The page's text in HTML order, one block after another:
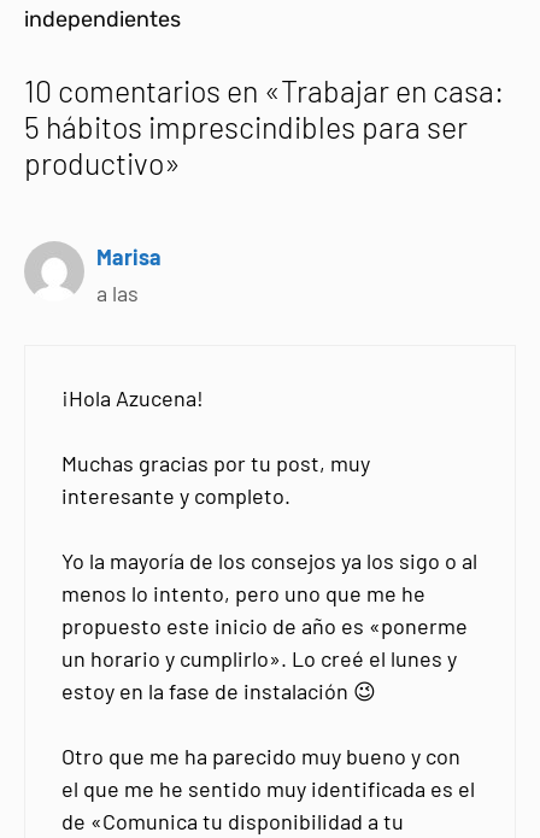
independientes
10 comentarios en «Trabajar en casa:
5 hábitos imprescindibles para ser
productivo»
Marisa
a las
¡Hola Azucena!
Muchas gracias por tu post, muy
interesante y completo.
Yo la mayoría de los consejos ya los sigo o al
menos lo intento, pero uno que me he
propuesto este inicio de año es «ponerme
un horario y cumplirlo». Lo creé el lunes y
estoy en la fase de instalación 😉
Otro que me ha parecido muy bueno y con
el que me he sentido muy identificada es el
de «Comunica tu disponibilidad a tu